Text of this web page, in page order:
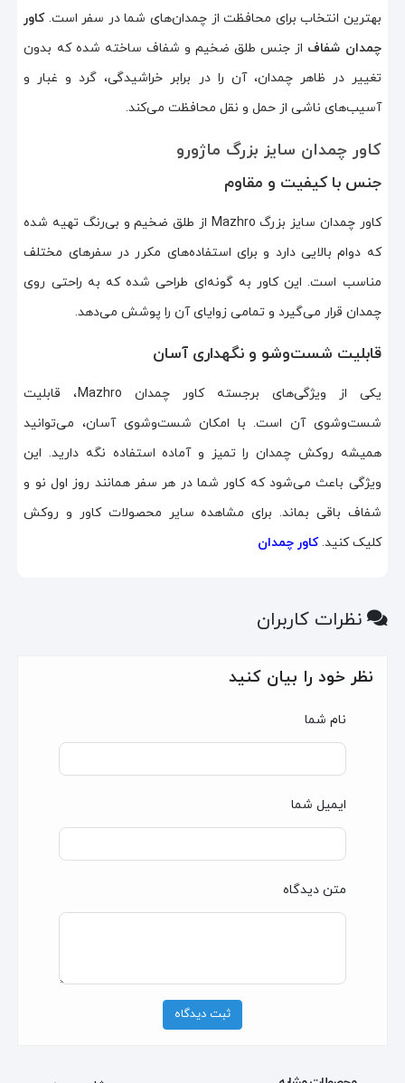
بهترین انتخاب برای محافظت از چمدان‌های شما در سفر است.کاور
چمدان شفاف از جنس طلق ضخیم و شفاف ساخته شده که بدون
تغییر در ظاهر چمدان، آن را در برابر خراشیدگی، گرد و غبار و
آسیب‌های ناشی از حمل و نقل محافظت می‌کند.
کاور چمدان سایز بزرگ ماژورو
جنس با کیفیت و مقاوم
کاور چمدان سایز بزرگ Mazhro از طلق ضخیم و بی‌رنگ تهیه شده
که دوام بالایی دارد و برای استفاده‌های مکرر در سفرهای مختلف
مناسب است. این کاور به گونه‌ای طراحی شده که به راحتی روی
چمدان قرار می‌گیرد و تمامی زوایای آن را پوشش می‌دهد.
قابلیت شست‌وشو و نگهداری آسان
یکی از ویژگی‌های برجسته کاور چمدان Mazhro، قابلیت
شست‌وشوی آن است. با امکان شست‌وشوی آسان، می‌توانید
همیشه روکش چمدان را تمیز و آماده استفاده نگه دارید. این
ویژگی باعث می‌شود که کاور شما در هر سفر همانند روز اول نو و
شفاف باقی بماند. برای مشاهده سایر محصولات کاور و روکش
کلیک کنید.کاور چمدان
نظرات کاربران
نظر خود را بیان کنید
نام شما
ایمیل شما
متن دیدگاه
ثبت دیدگاه